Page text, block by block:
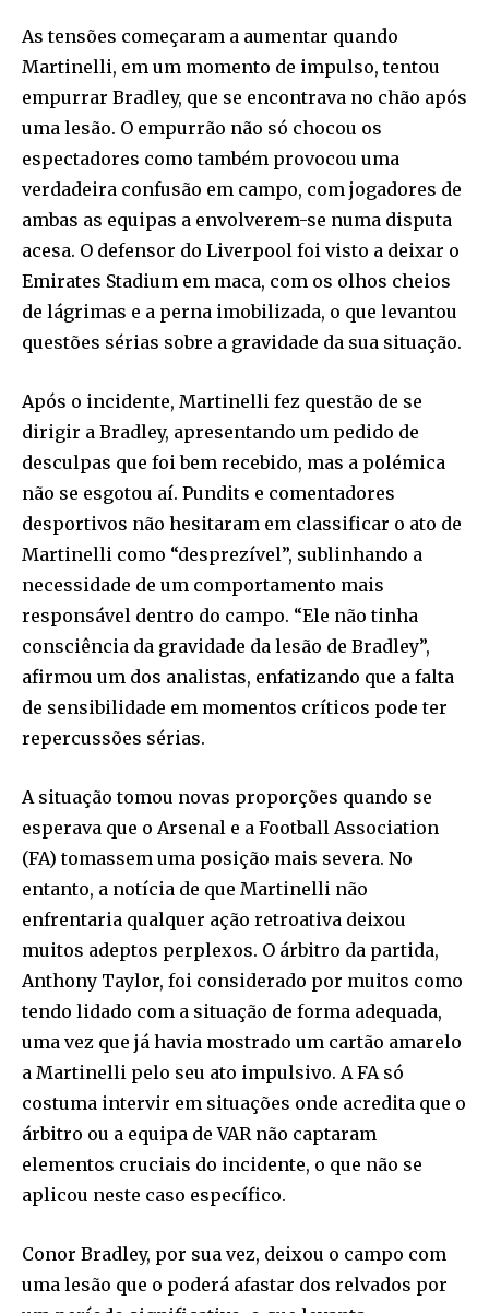
As tensões começaram a aumentar quando
Martinelli, em um momento de impulso, tentou
empurrar Bradley, que se encontrava no chão após
uma lesão. O empurrão não só chocou os
espectadores como também provocou uma
verdadeira confusão em campo, com jogadores de
ambas as equipas a envolverem-se numa disputa
acesa. O defensor do Liverpool foi visto a deixar o
Emirates Stadium em maca, com os olhos cheios
de lágrimas e a perna imobilizada, o que levantou
questões sérias sobre a gravidade da sua situação.
Após o incidente, Martinelli fez questão de se
dirigir a Bradley, apresentando um pedido de
desculpas que foi bem recebido, mas a polémica
não se esgotou aí. Pundits e comentadores
desportivos não hesitaram em classificar o ato de
Martinelli como “desprezível”, sublinhando a
necessidade de um comportamento mais
responsável dentro do campo. “Ele não tinha
consciência da gravidade da lesão de Bradley”,
afirmou um dos analistas, enfatizando que a falta
de sensibilidade em momentos críticos pode ter
repercussões sérias.
A situação tomou novas proporções quando se
esperava que o Arsenal e a Football Association
(FA) tomassem uma posição mais severa. No
entanto, a notícia de que Martinelli não
enfrentaria qualquer ação retroativa deixou
muitos adeptos perplexos. O árbitro da partida,
Anthony Taylor, foi considerado por muitos como
tendo lidado com a situação de forma adequada,
uma vez que já havia mostrado um cartão amarelo
a Martinelli pelo seu ato impulsivo. A FA só
costuma intervir em situações onde acredita que o
árbitro ou a equipa de VAR não captaram
elementos cruciais do incidente, o que não se
aplicou neste caso específico.
Conor Bradley, por sua vez, deixou o campo com
uma lesão que o poderá afastar dos relvados por